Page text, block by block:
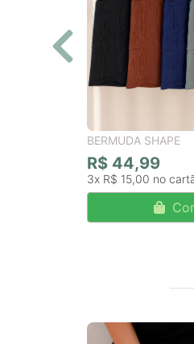
BERMUDA SHAPE
R$ 44,99
3x R$ 15,00